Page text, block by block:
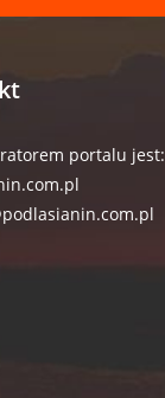
portalu jest: